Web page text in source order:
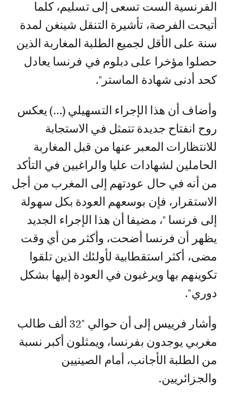
الفرنسية الست تسعى إلى تسليم، كلما
أتيحت الفرصة، تأشيرة التنقل شينغن لمدة
سنة على الأقل لجميع الطلبة المغاربة الذين
حصلوا مؤخرا على دبلوم في فرنسا يعادل
كحد أدنى شهادة الماستر".
وأضاف أن هذا الإجراء التسهيلي (...) يعكس
روح انفتاح جديدة تتمثل في الاستجابة
للانتظارات المعبر عنها من قبل المغاربة
الحاملين لشهادات عليا والراغبين في التأكد
من أنه في حال عودتهم إلى المغرب من أجل
الاستقرار، فإن بوسعهم العودة بكل سهولة
إلى فرنسا "، مضيفا أن هذا الإجراء الجديد
يظهر أن فرنسا أضحت، وأكثر من أي وقت
مضى، أكثر استقطابية لأولئك الذين تلقوا
تكوينهم بها ويرغبون في العودة إليها بشكل
دوري".
وأشار فرييس إلى أن حوالي "32 ألف طالب
مغربي يوجدون بفرنسا، ويمثلون أكبر نسبة
من الطلبة الأجانب، أمام الصينيين
والجزائريين.